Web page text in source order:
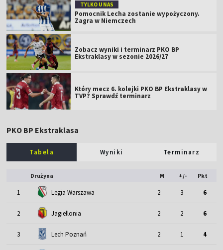
TYLKO U NAS
Pomocnik Lecha zostanie wypożyczony.
Zagra w Niemczech
Zobacz wyniki i terminarz PKO BP
Ekstraklasy w sezonie 2026/27
Który mecz 6. kolejki PKO BP Ekstraklasy w
TVP? Sprawdź terminarz
PKO BP Ekstraklasa
Tabela Wyniki Terminarz
Drużyna M +/- Pkt
1 Legia Warszawa 2 3 6
2 Jagiellonia 2 2 6
3 Lech Poznań 2 1 4